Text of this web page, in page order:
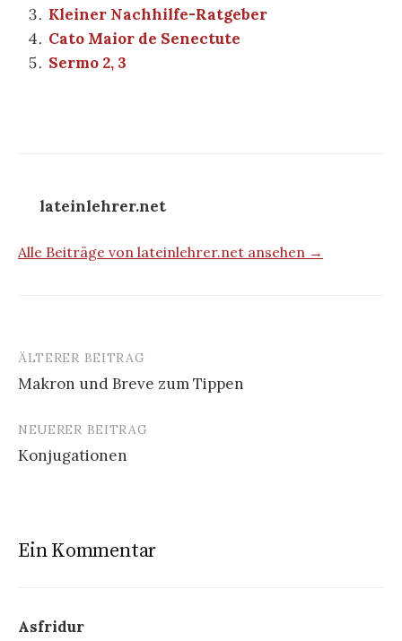
Kleiner Nachhilfe-Ratgeber
Cato Maior de Senectute
Sermo 2, 3
lateinlehrer.net
Alle Beiträge von lateinlehrer.net ansehen →
Beitrags-
Navigation
ÄLTERER BEITRAG
Makron und Breve zum Tippen
NEUERER BEITRAG
Konjugationen
Ein Kommentar
Asfridur